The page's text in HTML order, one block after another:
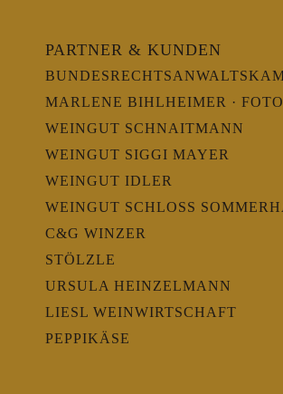
PARTNER & KUNDEN
MARLENE BIHLHEIMER ·
WEINGUT SCHNAITMANN
WEINGUT SIGGI MAYER
WEINGUT IDLER
WEINGUT SCHLOSS
C&G WINZER
STÖLZLE
URSULA HEINZELMANN
LIESL WEINWIRTSCHAFT
PEPPIKÄSE